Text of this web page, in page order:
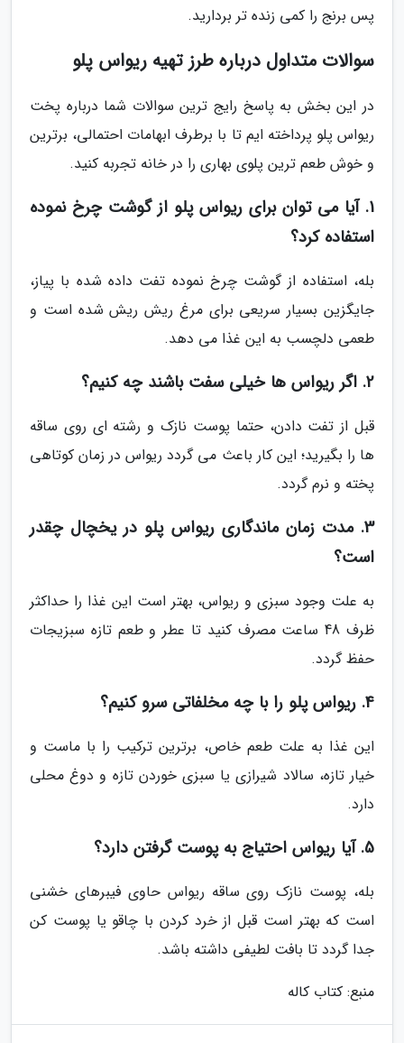
پس برنج را کمی زنده تر بردارید.
سوالات متداول درباره طرز تهیه ریواس پلو
در این بخش به پاسخ رایج ترین سوالات شما درباره پخت
ریواس پلو پرداخته ایم تا با برطرف ابهامات احتمالی، برترین
و خوش طعم ترین پلوی بهاری را در خانه تجربه کنید.
1. آیا می توان برای ریواس پلو از گوشت چرخ نموده
استفاده کرد؟
بله، استفاده از گوشت چرخ نموده تفت داده شده با پیاز،
جایگزین بسیار سریعی برای مرغ ریش ریش شده است و
طعمی دلچسب به این غذا می دهد.
2. اگر ریواس ها خیلی سفت باشند چه کنیم؟
قبل از تفت دادن، حتما پوست نازک و رشته ای روی ساقه
ها را بگیرید؛ این کار باعث می گردد ریواس در زمان کوتاهی
پخته و نرم گردد.
3. مدت زمان ماندگاری ریواس پلو در یخچال چقدر
است؟
به علت وجود سبزی و ریواس، بهتر است این غذا را حداکثر
ظرف 48 ساعت مصرف کنید تا عطر و طعم تازه سبزیجات
حفظ گردد.
4. ریواس پلو را با چه مخلفاتی سرو کنیم؟
این غذا به علت طعم خاص، برترین ترکیب را با ماست و
خیار تازه، سالاد شیرازی یا سبزی خوردن تازه و دوغ محلی
دارد.
5. آیا ریواس احتیاج به پوست گرفتن دارد؟
بله، پوست نازک روی ساقه ریواس حاوی فیبرهای خشنی
است که بهتر است قبل از خرد کردن با چاقو یا پوست کن
جدا گردد تا بافت لطیفی داشته باشد.
منبع: کتاب کاله